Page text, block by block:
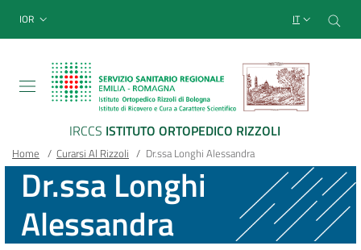
Sito Web Istituto
menu top-bar
IOR IT
IRCCS ISTITUTO ORTOPEDICO RIZZOLI
Main container
Briciole
di
pane
Home / Curarsi Al Rizzoli / Dr.ssa Longhi Alessandra
Dr.ssa Longhi
Alessandra